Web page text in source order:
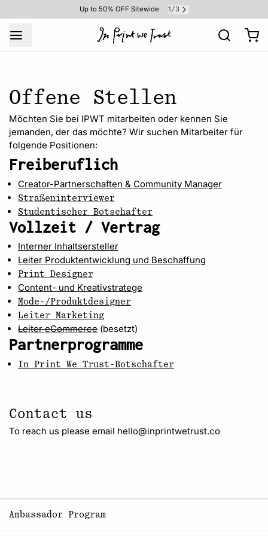
Up to 50% OFF Sitewide 1 /3
Offene Stellen
Möchten Sie bei IPWT mitarbeiten oder kennen Sie
jemanden, der das möchte? Wir suchen Mitarbeiter für
folgende Positionen:
Freiberuflich
Creator-Partnerschaften & Community Manager
Straßeninterviewer
Studentischer Botschafter
Vollzeit / Vertrag
Interner Inhaltsersteller
Leiter Produktentwicklung und Beschaffung
Print Designer
Content- und Kreativstratege
Mode-/Produktdesigner
Leiter Marketing
Leiter eCommerce (besetzt)
Partnerprogramme
In Print We Trust-Botschafter
Contact us
To reach us please email hello@inprintwetrust.co
Ambassador Program